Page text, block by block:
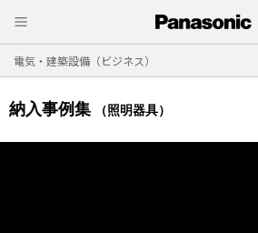
電気・建築設備（ビジネス）
納入事例集 （照明器具）